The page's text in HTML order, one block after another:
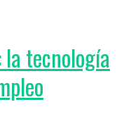
la tecnología